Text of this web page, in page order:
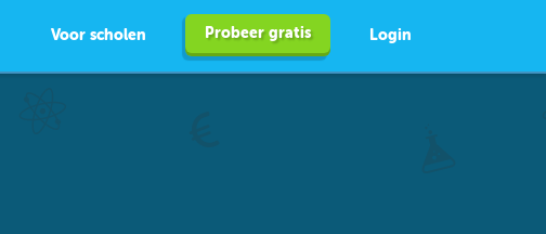
Voor scholen Probeer gratis Login